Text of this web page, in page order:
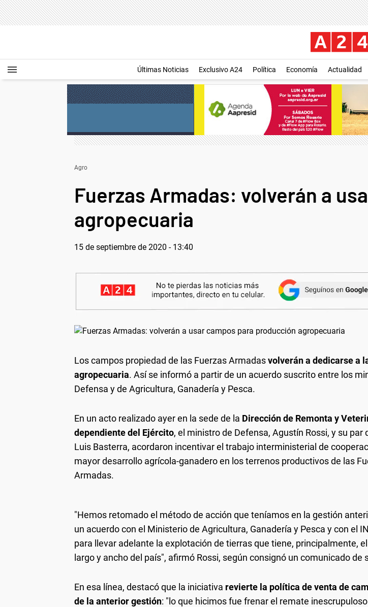
Últimas Noticias Exclusivo A24 Política Economía Actualidad
Agro
Fuerzas Armadas: volverán a
agropecuaria
15 de septiembre de 2020 - 13:40
Los campos propiedad de las Fuerzas Armadasvolverán a dedicarse a
agropecuaria. Así se informó a partir de un acuerdo suscrito entre los
Defensa y de Agricultura, Ganadería y Pesca.
En un acto realizado ayer en la sede de la Dirección de Remonta y
dependiente del Ejército, el ministro de Defensa, Agustín Rossi, y su par
Luis Basterra, acordaron incentivar el trabajo interministerial de
mayor desarrollo agrícola-ganadero en los terrenos productivos de las
Armadas.
"Hemos retomado el método de acción que teníamos en la gestión
un acuerdo con el Ministerio de Agricultura, Ganadería y Pesca y con el
para llevar adelante la explotación de tierras que tiene, principalmente,
largo y ancho del país", afirmó Rossi, según consignó un comunicado de
En esa línea, destacó que la iniciativa revierte la política de venta de
de la anterior gestión: "lo que hicimos fue frenar el remate